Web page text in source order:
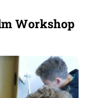
Workshop